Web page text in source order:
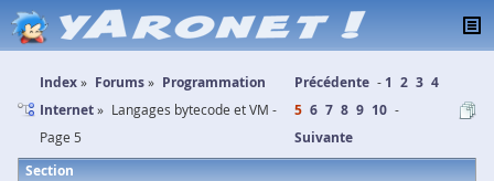
Index Forums
Programmation
Internet
Langages bytecode et VM -
Page 5
Précédente 1 2 3 4
5 6 7 8 9 10
Suivante
Section